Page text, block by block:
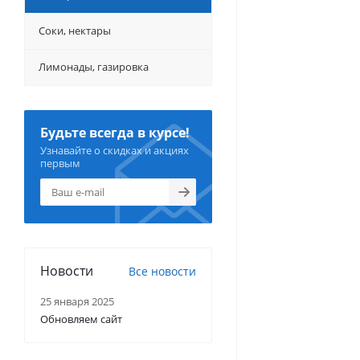
Соки, нектары
Лимонады, газировка
Будьте всегда в курсе!
Узнавайте о скидках и акциях
первым
Новости Все новости
25 января 2025
Обновляем сайт